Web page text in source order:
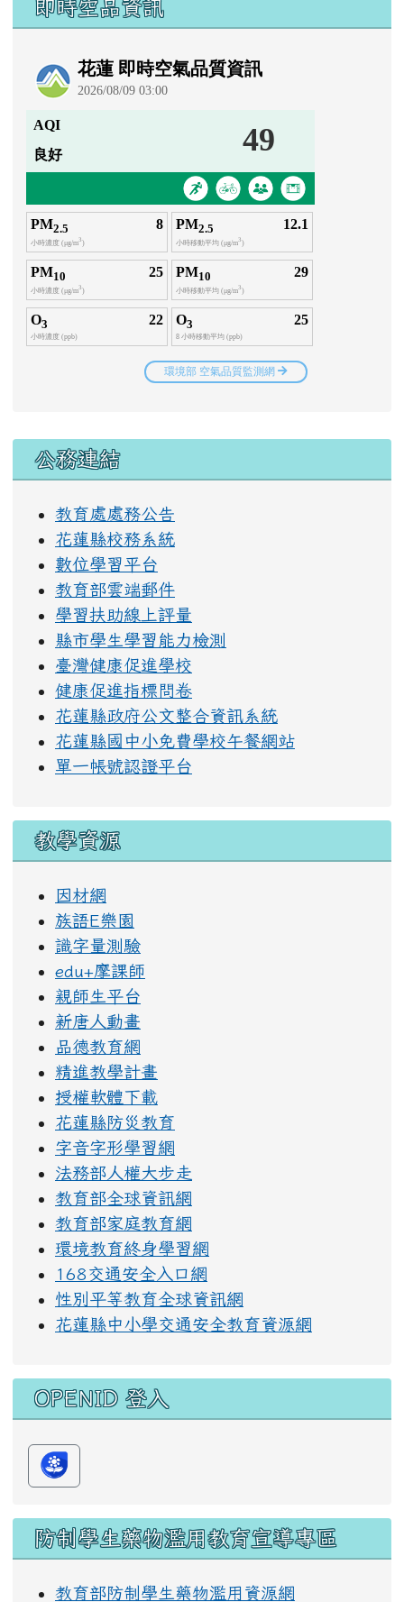
即時空品資訊
右邊區域內容
公務連結
教育處處務公告
花蓮縣校務系統
數位學習平台
教育部雲端郵件
學習扶助線上評量
縣市學生學習能力檢測
臺灣健康促進學校
健康促進指標問卷
花蓮縣政府公文整合資訊系統
花蓮縣國中小免費學校午餐網站
單一帳號認證平台
教學資源
因材網
族語E樂園
識字量測驗
edu+摩課師
親師生平台
新唐人動畫
品德教育網
精進教學計畫
授權軟體下載
花蓮縣防災教育
字音字形學習網
法務部人權大步走
教育部全球資訊網
教育部家庭教育網
環境教育終身學習網
168交通安全入口網
性別平等教育全球資訊網
花蓮縣中小學交通安全教育資源網
OPENID 登入
防制學生藥物濫用教育宣導專區
教育部防制學生藥物濫用資源網